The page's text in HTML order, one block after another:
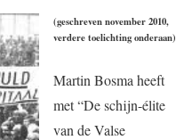
(geschreven november 2010,
verdere toelichting onderaan)
Martin Bosma heeft
met “De schijn-élite
van de Valse